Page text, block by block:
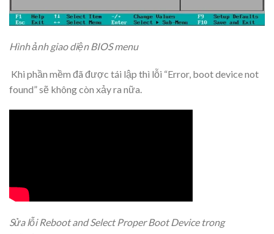
Hình ảnh giao diện BIOS menu
Khi phần mềm đã được tái lập thì lỗi “Error, boot device not
found” sẽ không còn xảy ra nữa.
Sửa lỗi Reboot and Select Proper Boot Device trong